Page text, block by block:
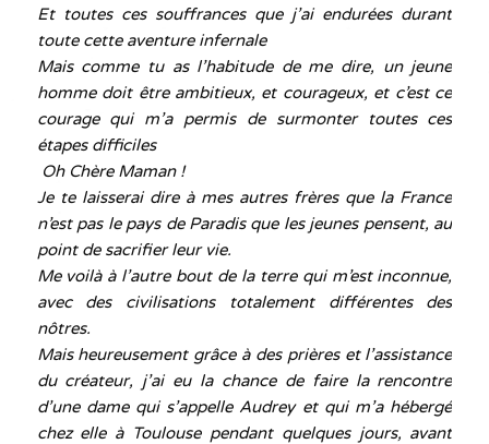
Et toutes ces souffrances que j’ai endurées durant
toute cette aventure infernale
Mais comme tu as l’habitude de me dire, un jeune
homme doit être ambitieux, et courageux, et c’est ce
courage qui m’a permis de surmonter toutes ces
étapes difficiles
Oh Chère Maman !
Je te laisserai dire à mes autres frères que la France
n’est pas le pays de Paradis que les jeunes pensent, au
point de sacrifier leur vie.
Me voilà à l’autre bout de la terre qui m’est inconnue,
avec des civilisations totalement différentes des
nôtres.
Mais heureusement grâce à des prières et l’assistance
du créateur, j’ai eu la chance de faire la rencontre
d’une dame qui s’appelle Audrey et qui m’a hébergé
chez elle à Toulouse pendant quelques jours, avant